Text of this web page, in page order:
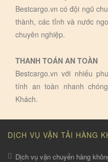
Bestcargo.vn có đội ngũ
thành, các tỉnh và nước
chuyên nghiệp.
THANH TOÁN AN TOÀN
Bestcargo.vn với nhiếu
tính an toàn nhanh
Khách.
DỊCH VỤ VẬN TẢI HÀNG
Dịch vụ vận chuyển hàng